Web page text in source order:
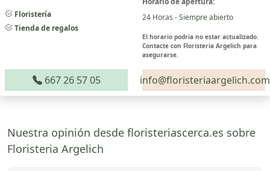
Floristería
Tienda de regalos
24 Horas - Siempre abierto
El horario podría no estar actualizado.
Contacte con Floristeria Argelich para
asegurarse.
667 26 57 05 info@floristeriaargelich.com
Nuestra opinión desde floristeriascerca.es sobre
Floristeria Argelich